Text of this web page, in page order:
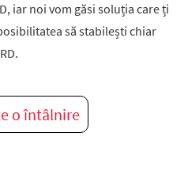
iar noi vom găsi soluția care ți
să stabilești chiar
o întâlnire